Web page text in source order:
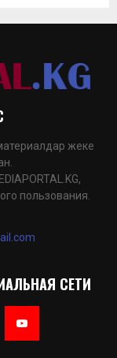
жеке
пользования.
СЕТИ